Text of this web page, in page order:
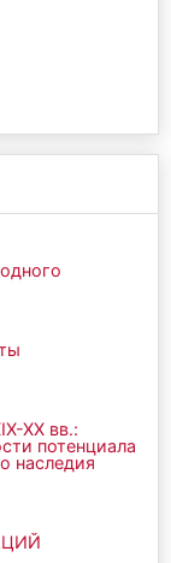
ХХ вв.:
потенциала
наследия